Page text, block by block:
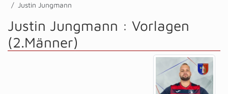
Justin Jungmann
Justin Jungmann : Vorlagen
(2.Männer)